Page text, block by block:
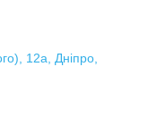
12а, Дніпро,